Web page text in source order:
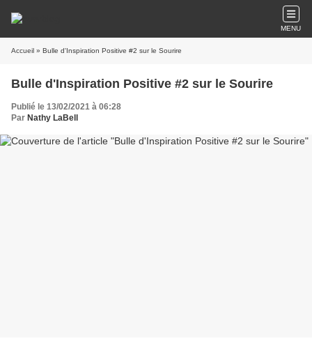
MENU
Accueil » Bulle d'Inspiration Positive #2 sur le Sourire
Bulle d'Inspiration Positive #2 sur le Sourire
Publié le 13/02/2021 à 06:28
Par Nathy LaBell